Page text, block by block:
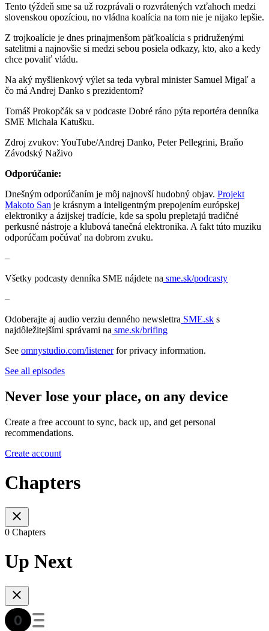
Tento týždeň sme sa už rozprávali o rozvrátených vzťahoch medzi
slovenskou opozíciou, no vládna koalícia na tom nie je nijako lepšie.
Z trojkoalície je dnes prinajmenšom päťkoalícia s pridruženými
satelitmi a najnovšie si medzi sebou posiela odkazy, kto, ako a kedy
chce povaliť vládu.
Na aký myšlienkový výlet sa teda vybral minister Samuel Migaľ a
čo má Andrej Danko s prezidentom?
Tomáš Prokopčák sa v podcaste Dobré ráno pýta reportéra denníka
SME Michala Katušku.
Zdroj zvukov: YouTube/Andrej Danko, Peter Pellegrini, Braňo
Závodský Naživo
Odporúčanie:
Dnešným odporúčaním je môj najnovší hudobný objav. Projekt
Makoto San je krásnym a inteligentným prepojením európskej
elektroniky a ázijskej tradície, kde sa spolu prepletajú tradičné
perkusné nástroje a klubová tanečná elektronika. A fakt túto muziku
odporúčam počúvať na dobrom zvuku.
–
Všetky podcasty denníka SME nájdete na ⁠⁠⁠⁠⁠⁠⁠⁠⁠⁠⁠⁠⁠⁠⁠⁠⁠⁠⁠⁠⁠⁠⁠⁠⁠⁠⁠⁠⁠⁠⁠ sme.sk/podcasty⁠⁠⁠⁠⁠⁠⁠⁠⁠⁠⁠⁠⁠⁠⁠⁠⁠⁠⁠⁠⁠⁠⁠⁠⁠⁠⁠⁠⁠⁠⁠
–
Odoberajte aj audio verziu denného newslettra ⁠⁠⁠⁠⁠⁠⁠⁠⁠⁠⁠⁠⁠⁠⁠⁠⁠⁠⁠⁠⁠⁠⁠⁠⁠⁠⁠⁠⁠⁠⁠ SME.sk⁠⁠⁠⁠⁠⁠⁠⁠⁠⁠⁠⁠⁠⁠⁠⁠⁠⁠⁠⁠⁠⁠⁠⁠⁠⁠⁠⁠⁠⁠⁠ s
najdôležitejšími správami na ⁠⁠⁠⁠⁠⁠⁠⁠⁠⁠⁠⁠⁠⁠⁠⁠⁠⁠⁠⁠⁠⁠⁠⁠⁠⁠⁠⁠⁠⁠⁠ sme.sk/brifing⁠⁠⁠
See omnystudio.com/listenerfor privacy information.
See all episodes
Never lose your place, on any device
Create a free account to sync, back up, and get personal
recommendations.
Create account
Chapters
0 Chapters
Up Next